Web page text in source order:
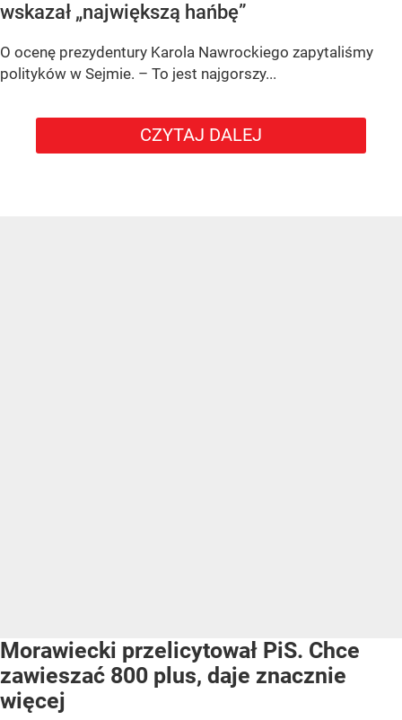
wskazał „największą hańbę”
O ocenę prezydentury Karola Nawrockiego zapytaliśmy
polityków w Sejmie. – To jest najgorszy...
CZYTAJ DALEJ
Morawiecki przelicytował PiS. Chce
zawieszać 800 plus, daje znacznie
więcej